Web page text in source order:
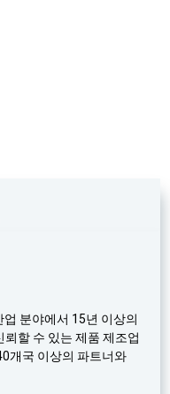
업 분야에서 15년 이상의
할 수 있는 제품 제조업
개국 이상의 파트너와